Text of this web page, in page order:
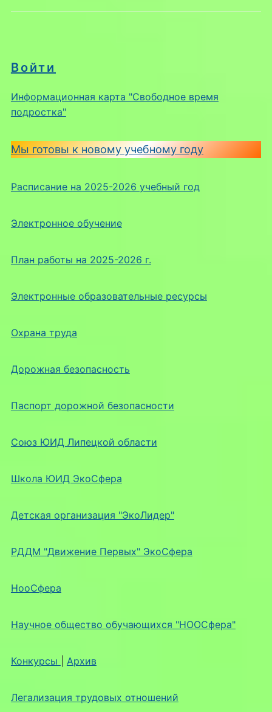
Войти
Информационная карта "Свободное время
подростка"
Мы готовы к новому учебному году
Расписание на 2025-2026 учебный год
Электронное обучение
План работы на 2025-2026 г.
Электронные образовательные ресурсы
Охрана труда
Дорожная безопасность
Паспорт дорожной безопасности
Союз ЮИД Липецкой области
Школа ЮИД ЭкоСфера
Детская организация "ЭкоЛидер"
РДДМ "Движение Первых" ЭкоСфера
НооСфера
Научное общество обучающихся "НООСфера"
Конкурсы Архив
Легализация трудовых отношений